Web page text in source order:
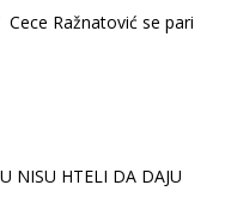
Cece Ražnatović se pari
NISU HTELI DA DAJU